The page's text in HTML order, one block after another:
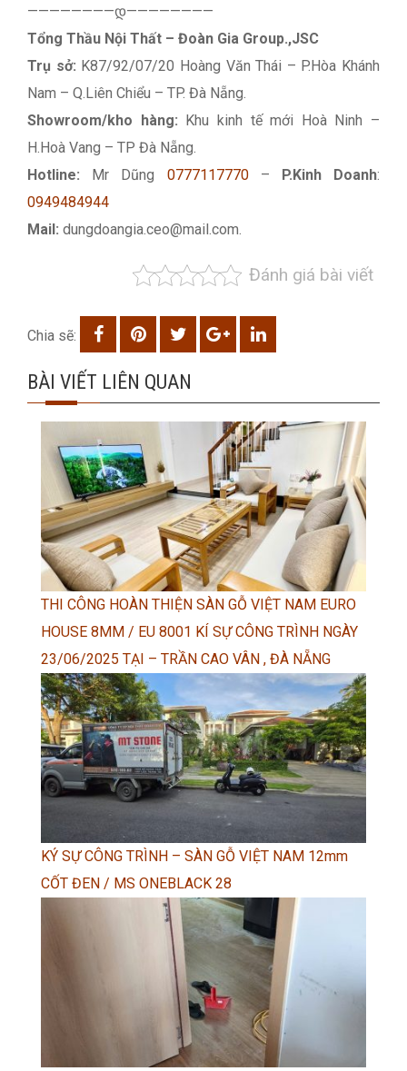
————————დ————————
Tổng Thầu Nội Thất – Đoàn Gia Group.,JSC
Trụ sở: K87/92/07/20 Hoàng Văn Thái – P.Hòa Khánh
Nam – Q.Liên Chiểu – TP. Đà Nẵng.
Showroom/kho hàng: Khu kinh tế mới Hoà Ninh –
H.Hoà Vang – TP Đà Nẵng.
Hotline: Mr Dũng 0777117770– P.Kinh Doanh:
0949484944
Mail: dungdoangia.ceo@mail.com.
Đánh giá bài viết
Chia sẽ:
BÀI VIẾT LIÊN QUAN
THI CÔNG HOÀN THIỆN SÀN GỖ VIỆT NAM EURO
HOUSE 8MM / EU 8001 KÍ SỰ CÔNG TRÌNH NGÀY
23/06/2025 TẠI – TRẦN CAO VÂN , ĐÀ NẴNG
KÝ SỰ CÔNG TRÌNH – SÀN GỖ VIỆT NAM 12mm
CỐT ĐEN / MS ONEBLACK 28